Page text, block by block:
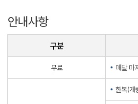
안내사항
구분
무료 매달 마
한복(개